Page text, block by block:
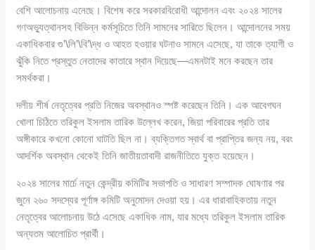
বেশি আলোচনায় এনেছে। বিশেষ করে সরকারবিরোধী আন্দোলন এবং ২০২৪ সালের
গণঅভ্যুত্থানসহ বিভিন্ন কর্মসূচিতে তিনি সামনের সারিতে ছিলেন। আন্দোলনের সময়
একাধিকবার গু’\লি’\বি’\দ্ধ ও আহত হওয়ার ঘটনাও সামনে এসেছে, যা তাকে ত্যাগী ও
ঝুঁকি নিতে প্রস্তুত নেতাদের কাতারে স্থান দিয়েছে—এমনটাই মনে করছেন তার
সমর্থকরা।
দলীয় শীর্ষ নেতৃত্বের প্রতি নিজের অবস্থানও স্পষ্ট করেছেন তিনি। এক আবেগঘন
খোলা চিঠিতে তরিকুল ইসলাম তারিক উল্লেখ করেন, জিয়া পরিবারের প্রতি তার
অঙ্গীকারে কখনো কোনো ঘাটতি ছিল না। ব্যক্তিগত স্বার্থ বা প্রাপ্তির জন্য নয়, বরং
আদর্শিক অবস্থান থেকেই তিনি জাতীয়তাবাদী রাজনীতিতে যুক্ত হয়েছেন।
২০২৪ সালের মার্চে নতুন কেন্দ্রীয় কমিটির সভাপতি ও সাধারণ সম্পাদক ঘোষণার পর
জুনে ২৬০ সদস্যের পূর্ণাঙ্গ কমিটি অনুমোদন দেওয়া হয়। এর ধারাবাহিকতায় নতুন
নেতৃত্বের আলোচনায় উঠে এসেছে একাধিক নাম, যার মধ্যে তরিকুল ইসলাম তারিক
অন্যতম আলোচিত প্রার্থী।